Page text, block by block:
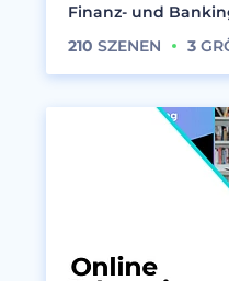
Finanz- und
210 SZENEN 3